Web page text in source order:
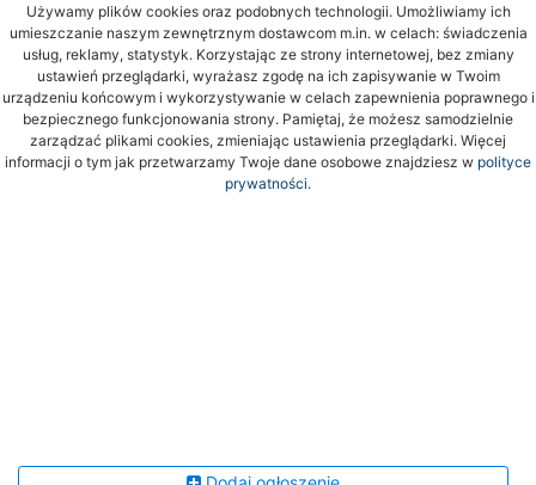
Używamy plików cookies oraz podobnych technologii. Umożliwiamy ich
umieszczanie naszym zewnętrznym dostawcom m.in. w celach: świadczenia
usług, reklamy, statystyk. Korzystając ze strony internetowej, bez zmiany
ustawień przeglądarki, wyrażasz zgodę na ich zapisywanie w Twoim
urządzeniu końcowym i wykorzystywanie w celach zapewnienia poprawnego i
bezpiecznego funkcjonowania strony. Pamiętaj, że możesz samodzielnie
zarządzać plikami cookies, zmieniając ustawienia przeglądarki. Więcej
informacji o tym jak przetwarzamy Twoje dane osobowe znajdziesz w polityce
prywatności.